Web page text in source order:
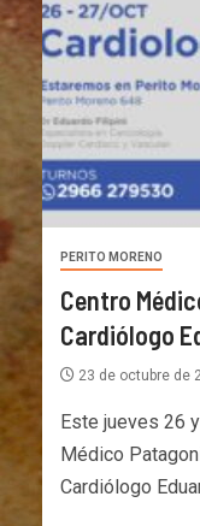
PERITO MORENO
Centro
Cardiólogo
23 de octubre de
Este jueves 26
Médico
Cardiólogo